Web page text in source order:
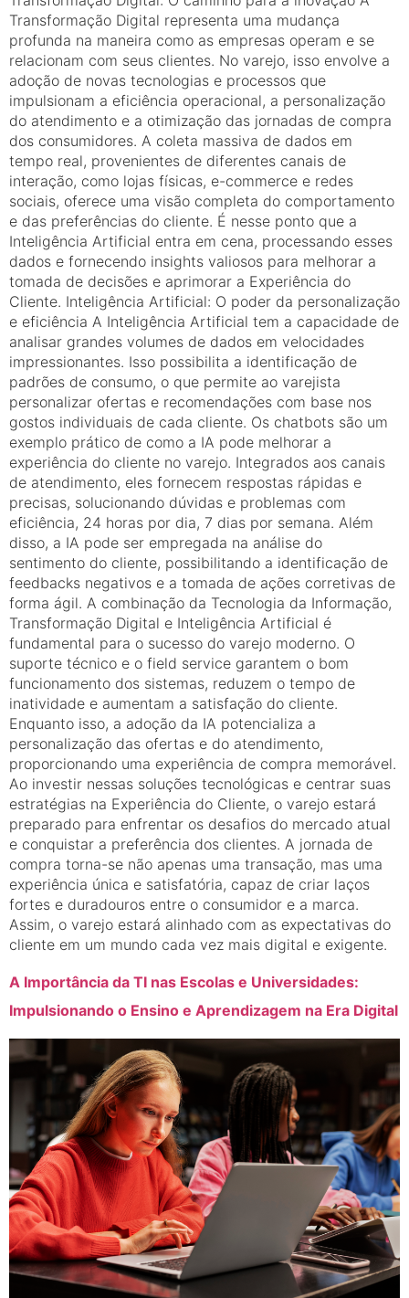
Transformação Digital representa uma mudança
profunda na maneira como as empresas operam e se
relacionam com seus clientes. No varejo, isso envolve a
adoção de novas tecnologias e processos que
impulsionam a eficiência operacional, a personalização
do atendimento e a otimização das jornadas de compra
dos consumidores. A coleta massiva de dados em
tempo real, provenientes de diferentes canais de
interação, como lojas físicas, e-commerce e redes
sociais, oferece uma visão completa do comportamento
e das preferências do cliente. É nesse ponto que a
Inteligência Artificial entra em cena, processando esses
dados e fornecendo insights valiosos para melhorar a
tomada de decisões e aprimorar a Experiência do
Cliente. Inteligência Artificial: O poder da personalização
e eficiência A Inteligência Artificial tem a capacidade de
analisar grandes volumes de dados em velocidades
impressionantes. Isso possibilita a identificação de
padrões de consumo, o que permite ao varejista
personalizar ofertas e recomendações com base nos
gostos individuais de cada cliente. Os chatbots são um
exemplo prático de como a IA pode melhorar a
experiência do cliente no varejo. Integrados aos canais
de atendimento, eles fornecem respostas rápidas e
precisas, solucionando dúvidas e problemas com
eficiência, 24 horas por dia, 7 dias por semana. Além
disso, a IA pode ser empregada na análise do
sentimento do cliente, possibilitando a identificação de
feedbacks negativos e a tomada de ações corretivas de
forma ágil. A combinação da Tecnologia da Informação,
Transformação Digital e Inteligência Artificial é
fundamental para o sucesso do varejo moderno. O
suporte técnico e o field service garantem o bom
funcionamento dos sistemas, reduzem o tempo de
inatividade e aumentam a satisfação do cliente.
Enquanto isso, a adoção da IA potencializa a
personalização das ofertas e do atendimento,
proporcionando uma experiência de compra memorável.
Ao investir nessas soluções tecnológicas e centrar suas
estratégias na Experiência do Cliente, o varejo estará
preparado para enfrentar os desafios do mercado atual
e conquistar a preferência dos clientes. A jornada de
compra torna-se não apenas uma transação, mas uma
experiência única e satisfatória, capaz de criar laços
fortes e duradouros entre o consumidor e a marca.
Assim, o varejo estará alinhado com as expectativas do
cliente em um mundo cada vez mais digital e exigente.
A Importância da TI nas Escolas e Universidades:
Impulsionando o Ensino e Aprendizagem na Era Digital